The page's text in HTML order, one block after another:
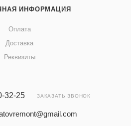
ИНФОРМАЦИЯ
Оплата
Доставка
Реквизиты
32-25 ЗАКАЗАТЬ ЗВОНОК